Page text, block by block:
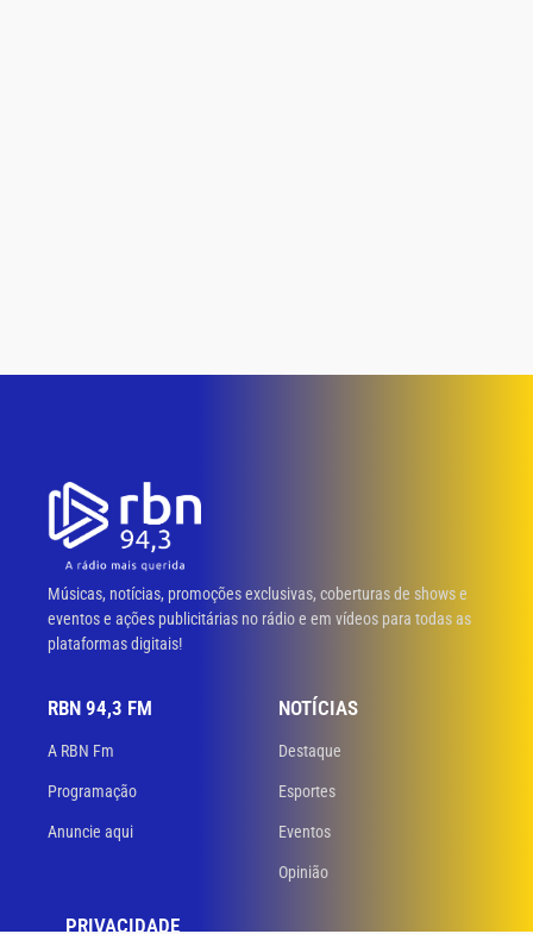
Músicas, notícias, promoções exclusivas, coberturas de shows e
eventos e ações publicitárias no rádio e em vídeos para todas as
plataformas digitais!
RBN 94,3 FM
A RBN Fm
Programação
Anuncie aqui
NOTÍCIAS
Destaque
Esportes
Eventos
Opinião
PRIVACIDADE